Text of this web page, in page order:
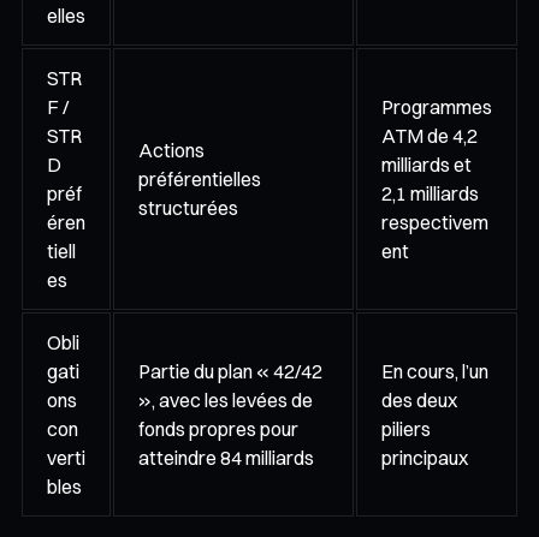
elles
STR
F /
STR
D
préf
éren
tiell
es
Actions
préférentielles
structurées
Programmes
ATM de 4,2
milliards et
2,1 milliards
respectivem
ent
Obli
gati
ons
con
verti
bles
Partie du plan « 42/42
», avec les levées de
fonds propres pour
atteindre 84 milliards
En cours, l’un
des deux
piliers
principaux